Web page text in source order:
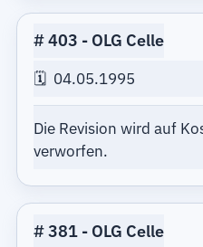
403 OLG Celle
04.05.1995
Die Revision wird auf
verworfen.
381 OLG Celle